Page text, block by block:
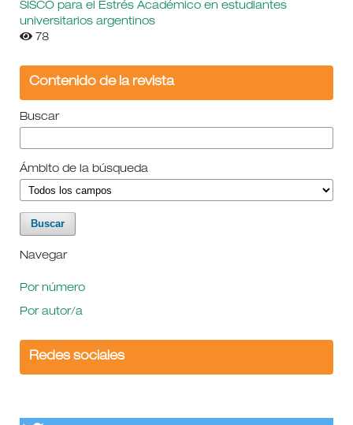
SISCO para el Estrés Académico en estudiantes
universitarios argentinos
78
Contenido de la revista
Buscar
Ámbito de la búsqueda
Navegar
Por número
Por autor/a
Redes sociales